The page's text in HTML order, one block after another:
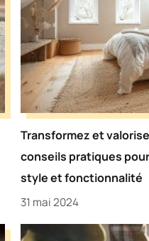
Transformez et
conseils pratiques
style et fonctionnalité
31 mai 2024